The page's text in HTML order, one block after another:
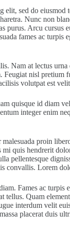
elit, sed do
Nunc non
purus. Arcu
fames ac
Nam at lectus
Feugiat nisl
volutpat est
quisque id diam
integer enim
proin
quis hendrerit
pellentesque
convallis. Lorem
Fames ac
tellus. Quam
interdum velit
placerat duis